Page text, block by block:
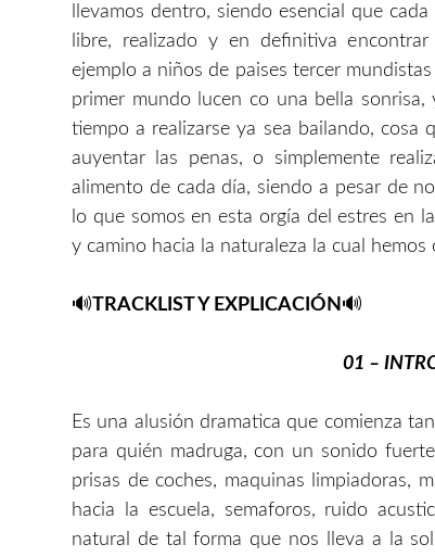
llevamos dentro, siendo esencial que
libre, realizado y en definitiva
ejemplo a niños de paises tercer
primer mundo lucen co una bella
tiempo a realizarse ya sea bailando, cosa
auyentar las penas, o simplemente
alimento de cada día, siendo a pesar de
lo que somos en esta orgía del estres en
y camino hacia la naturaleza la cual hemos
🔊TRACKLIST Y EXPLICACIÓN 🔊
01 –
Es una alusión dramatica que comienza
para quién madruga, con un sonido
prisas de coches, maquinas limpiadoras,
hacia la escuela, semaforos, ruido
natural de tal forma que nos lleva a la